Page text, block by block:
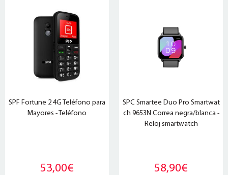
SPF Fortune 2 4G Teléfono para
Mayores - Teléfono
53,00€
SPC Smartee Duo Pro Smartwat
ch 9653N Correa negra/blanca -
Reloj smartwatch
58,90€